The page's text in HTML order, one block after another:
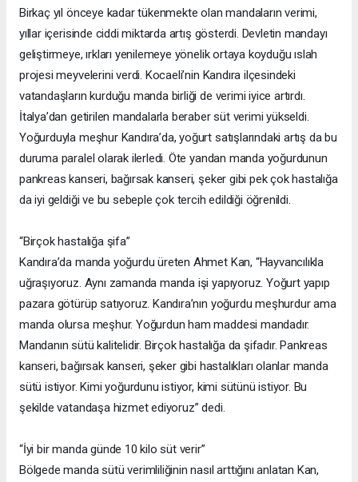
Birkaç yıl önceye kadar tükenmekte olan mandaların verimi,
yıllar içerisinde ciddi miktarda artış gösterdi. Devletin mandayı
geliştirmeye, ırkları yenilemeye yönelik ortaya koyduğu ıslah
projesi meyvelerini verdi. Kocaeli’nin Kandıra ilçesindeki
vatandaşların kurduğu manda birliği de verimi iyice artırdı.
İtalya’dan getirilen mandalarla beraber süt verimi yükseldi.
Yoğurduyla meşhur Kandıra’da, yoğurt satışlarındaki artış da bu
duruma paralel olarak ilerledi. Öte yandan manda yoğurdunun
pankreas kanseri, bağırsak kanseri, şeker gibi pek çok hastalığa
da iyi geldiği ve bu sebeple çok tercih edildiği öğrenildi.
“Birçok hastalığa şifa”
Kandıra’da manda yoğurdu üreten Ahmet Kan, “Hayvancılıkla
uğraşıyoruz. Aynı zamanda manda işi yapıyoruz. Yoğurt yapıp
pazara götürüp satıyoruz. Kandıra’nın yoğurdu meşhurdur ama
manda olursa meşhur. Yoğurdun ham maddesi mandadır.
Mandanın sütü kalitelidir. Birçok hastalığa da şifadır. Pankreas
kanseri, bağırsak kanseri, şeker gibi hastalıkları olanlar manda
sütü istiyor. Kimi yoğurdunu istiyor, kimi sütünü istiyor. Bu
şekilde vatandaşa hizmet ediyoruz” dedi.
“İyi bir manda günde 10 kilo süt verir”
Bölgede manda sütü verimliliğinin nasıl arttığını anlatan Kan,